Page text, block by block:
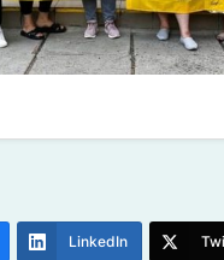
LinkedIn